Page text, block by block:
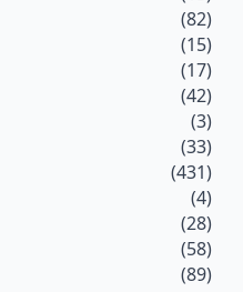
(82)
(15)
(17)
(42)
(3)
(33)
(431)
(4)
(28)
(58)
(89)